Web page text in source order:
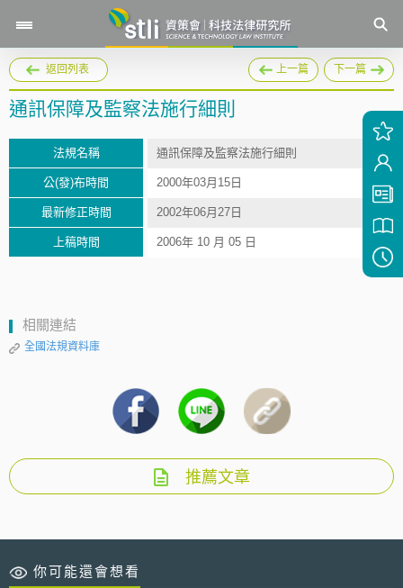
返回列表 上一篇 下一篇
通訊保障及監察法施行細則
法規名稱 通訊保障及監察法施行細則
公(發)布時間 2000年03月15日
最新修正時間 2002年06月27日
上稿時間 2006年 10 月 05 日
相關連結
全國法規資料庫
推薦文章
你可能還會想看